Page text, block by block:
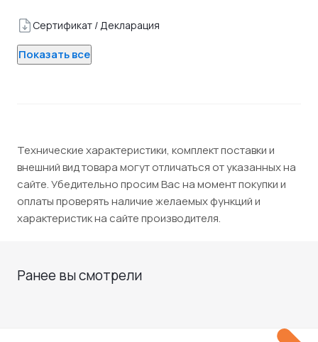
Сертификат / Декларация
Показать все
Технические характеристики, комплект поставки и
внешний вид товара могут отличаться от указанных на
сайте. Убедительно просим Вас на момент покупки и
оплаты проверять наличие желаемых функций и
характеристик на сайте производителя.
Ранее вы смотрели